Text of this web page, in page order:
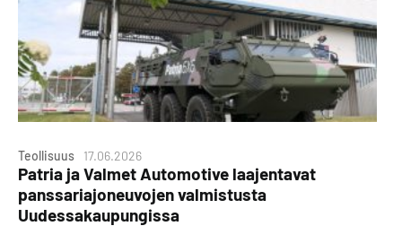
Teollisuus 17.06.2026
Patria ja Valmet Automotive laajentavat
panssariajoneuvojen valmistusta
Uudessakaupungissa